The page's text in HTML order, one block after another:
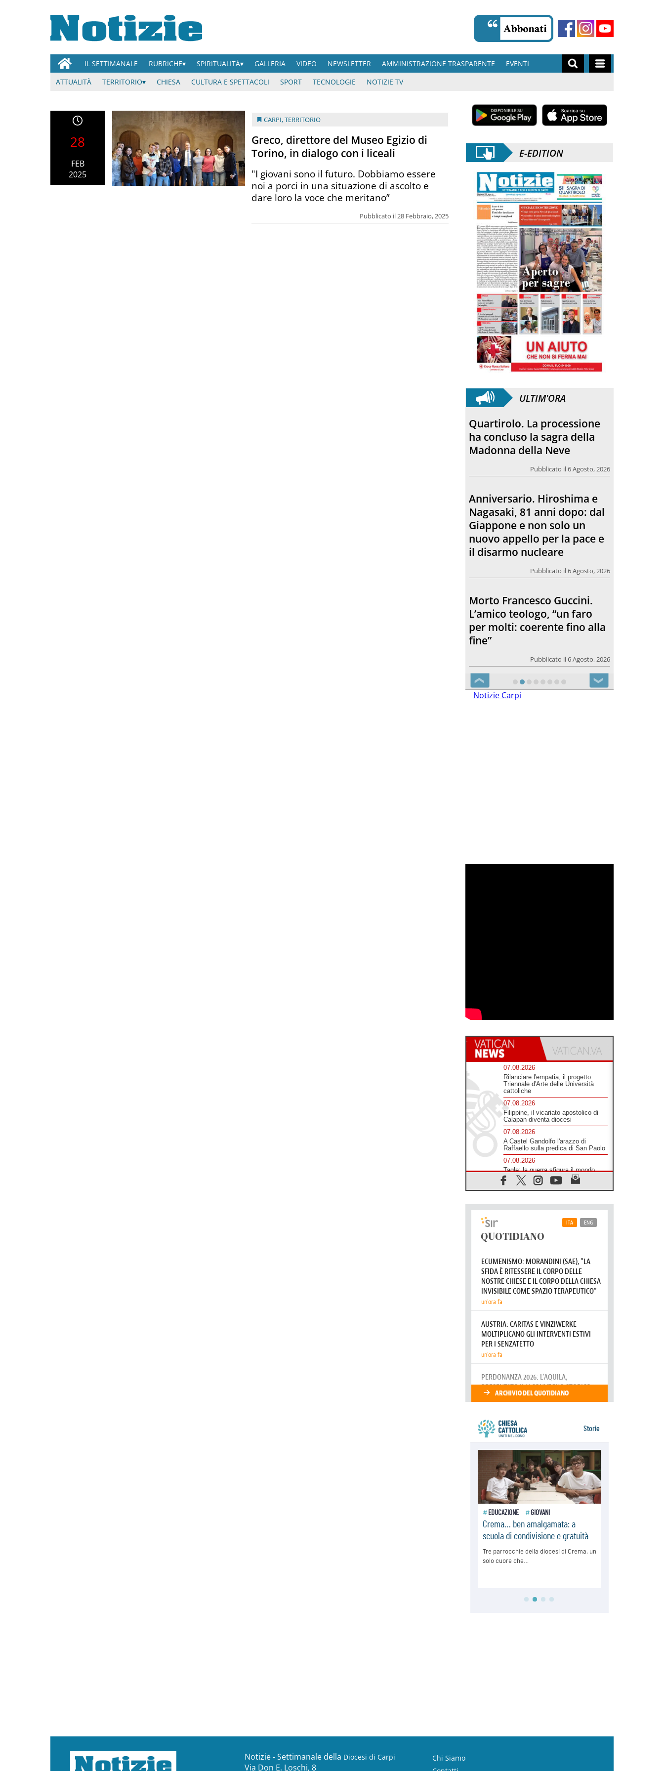
IL SETTIMANALE RUBRICHE SPIRITUALITÀ GALLERIA VIDEO NEWSLETTER AMMINISTRAZIONE TRASPARENTE
EVENTI
ATTUALITÀ
TERRITORIO CHIESA CULTURA E SPETTACOLI SPORT TECNOLOGIE NOTIZIE TV
28
FEB
2025
CARPI,TERRITORIO
Greco, direttore del Museo Egizio di
Torino, in dialogo con i liceali
Pubblicato il 28 Febbraio, 2025
"I giovani sono il futuro. Dobbiamo essere
noi a porci in una situazione di ascolto e
dare loro la voce che meritano”
E-EDITION
ULTIM'ORA
Quartirolo. La processione
ha concluso la sagra della
Madonna della Neve
Pubblicato il 6 Agosto, 2026
Anniversario. Hiroshima e
Nagasaki, 81 anni dopo: dal
Giappone e non solo un
nuovo appello per la pace e
il disarmo nucleare
Pubblicato il 6 Agosto, 2026
Morto Francesco Guccini.
L’amico teologo, “un faro
per molti: coerente fino alla
fine”
Pubblicato il 6 Agosto, 2026
❮ ❯
Notizie Carpi
07.08.2026
Rilanciare l'empatia, il progetto
Triennale d'Arte delle Università
cattoliche
07.08.2026
Filippine, il vicariato apostolico di
Calapan diventa diocesi
07.08.2026
A Castel Gandolfo l'arazzo di
Raffaello sulla predica di San Paolo
07.08.2026
Tagle: la guerra sfigura il mondo,
solo la rivelazione di Dio lo
trasfigura
Il Papa in Francia, quattro giorni
intensi tra Chiesa, popolo e
07.08.2026
SIGNIS 2026, dare voce alle
07.08.2026
Honduras, gli sfollati invisibili di una
crisi dimenticata
07.08.2026
della sopravvivenza per caldo e
07.08.2026
Parolin conclude il viaggio in
Messico: "La pace inizia con
Uruguay, il presidente dei vescovi:
la visita del Papa dono per tutto il
Paese
Notizie - Settimanale della Diocesi di Carpi
Via Don E. Loschi, 8
Chi Siamo